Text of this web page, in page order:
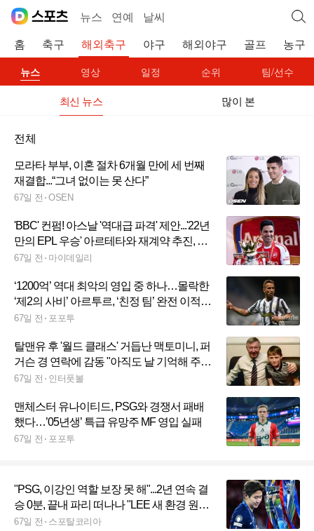
뉴스 연예 날씨
홈 축구 해외축구 야구 해외야구 골프 농구
뉴스 영상 일정 순위 팀/선수
최신 뉴스 많이 본
전체
모라타 부부, 이혼 절차 6개월 만에 세 번째
재결합...“그녀 없이는 못 산다”
67일 전 OSEN
'BBC' 컨펌! 아스날 '역대급 파격' 제안...'22년
만의 EPL 우승' 아르테타와 재계약 추진, 3
년 계약→'英 최고 연봉' 예정
67일 전 마이데일리
‘1200억’ 역대 최악의 영입 중 하나…몰락한
‘제2의 사비’ 아르투르, ‘친정 팀’ 완전 이적
임박
67일 전 포포투
탈맨유 후 '월드 클래스' 거듭난 맥토미니, 퍼
거슨 경 연락에 감동 "아직도 날 기억해 주더
라"
67일 전 인터풋볼
맨체스터 유나이티드, PSG와 경쟁서 패배
했다…’05년생’ 특급 유망주 MF 영입 실패
67일 전 포포투
"PSG, 이강인 역할 보장 못 해"...2년 연속 결
승 0분, 끝내 파리 떠나나 "LEE 새 환경 원해,
아틀레티코 관심"
67일 전 스포탈코리아